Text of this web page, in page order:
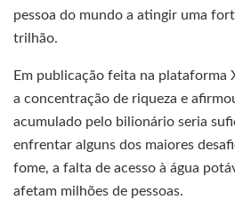
pessoa do mundo a atingir uma
trilhão.
Em publicação feita na plataforma
a concentração de riqueza e
acumulado pelo bilionário seria
enfrentar alguns dos maiores
fome, a falta de acesso à água
afetam milhões de pessoas.